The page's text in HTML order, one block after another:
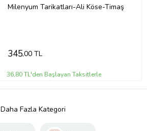
Milenyum Tarikatları-Ali Köse-Timaş
345,00 TL
36,80 TL'den Başlayan Taksitlerle
Daha Fazla Kategori